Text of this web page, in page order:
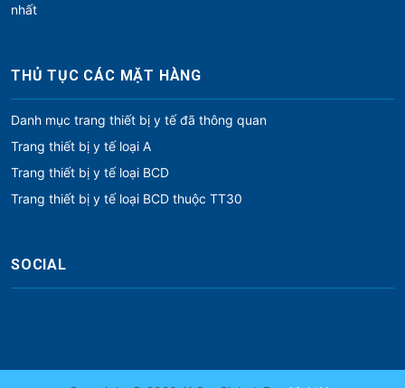
nhất
THỦ TỤC CÁC MẶT HÀNG
Danh mục trang thiết bị y tế đã thông quan
Trang thiết bị y tế loại A
Trang thiết bị y tế loại BCD
Trang thiết bị y tế loại BCD thuộc TT30
SOCIAL